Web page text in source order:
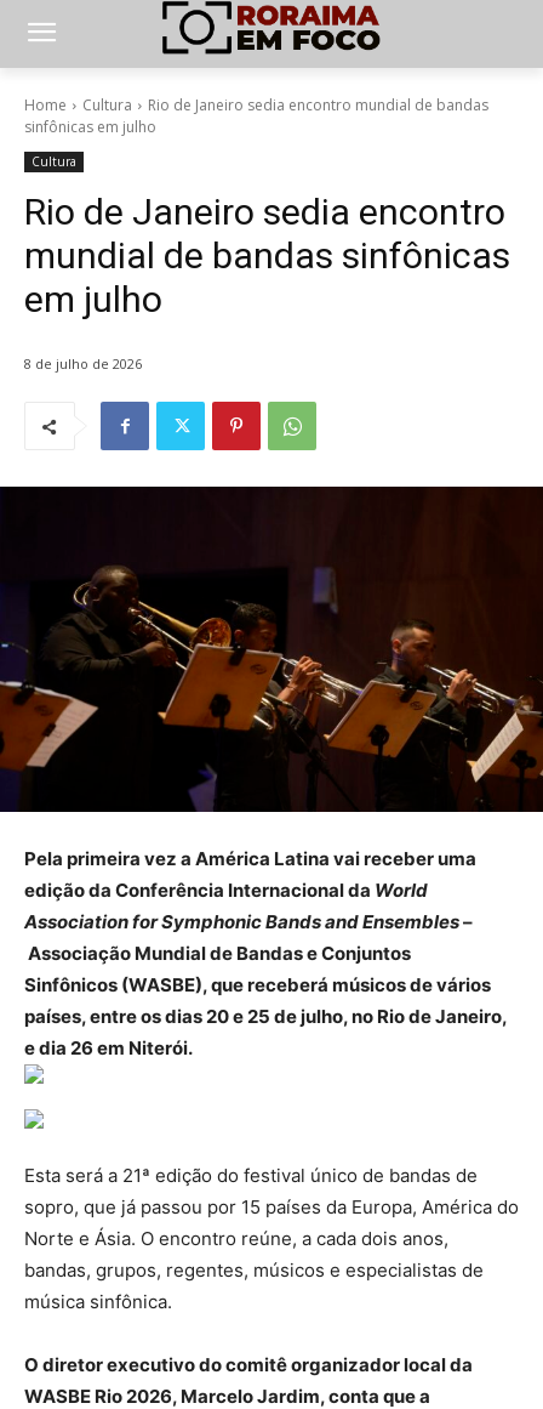
Home Cultura
Rio de Janeiro sedia encontro mundial de bandas
sinfônicas em julho
Cultura
Rio de Janeiro sedia encontro
mundial de bandas sinfônicas
em julho
8 de julho de 2026
Pela primeira vez a América Latina vai receber uma
edição da Conferência Internacional da World
Association for Symphonic Bands and Ensembles–
Associação Mundial de Bandas e Conjuntos
Sinfônicos (WASBE), que receberá músicos de vários
países, entre os dias 20 e 25 de julho, no Rio de Janeiro,
e dia 26 em Niterói.
Esta será a 21ª edição do festival único de bandas de
sopro, que já passou por 15 países da Europa, América do
Norte e Ásia. O encontro reúne, a cada dois anos,
bandas, grupos, regentes, músicos e especialistas de
música sinfônica.
O diretor executivo do comitê organizador local da
WASBE Rio 2026, Marcelo Jardim, conta que a